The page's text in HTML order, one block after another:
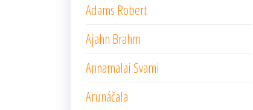
Adams Robert
Ajahn Brahm
Annamalai Svami
Arunáčala